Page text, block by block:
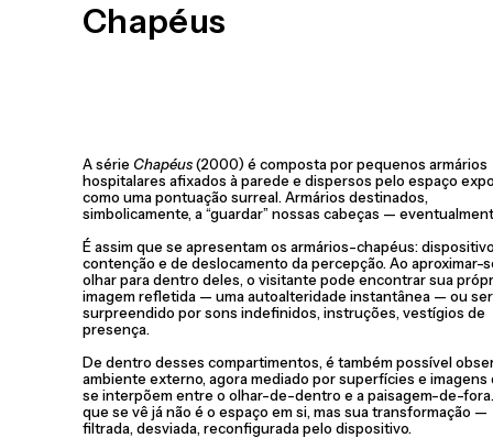
Chapéus
A série Chapéus(2000) é composta por pequenos armários
hospitalares afixados à parede e dispersos pelo espaço
como uma pontuação surreal. Armários destinados,
simbolicamente, a “guardar” nossas cabeças —
É assim que se apresentam os armários-chapéus:
contenção e de deslocamento da percepção. Ao aproximar-
olhar para dentro deles, o visitante pode encontrar sua
imagem refletida — uma autoalteridade instantânea — ou ser
surpreendido por sons indefinidos, instruções, vestígios de
presença.
De dentro desses compartimentos, é também possível
ambiente externo, agora mediado por superfícies e imagens
se interpõem entre o olhar-de-dentro e a paisagem-de-
que se vê já não é o espaço em si, mas sua transformação —
filtrada, desviada, reconfigurada pelo dispositivo.